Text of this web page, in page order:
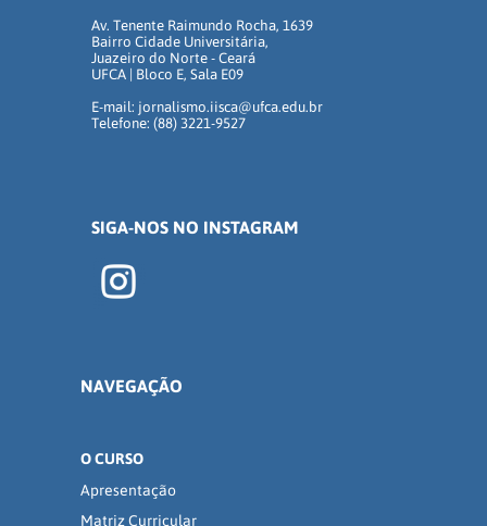
Av. Tenente Raimundo Rocha, 1639
Bairro Cidade Universitária,
Juazeiro do Norte - Ceará
UFCA | Bloco E, Sala E09
E-mail: jornalismo.iisca@ufca.edu.br
Telefone: (88) 3221-9527
SIGA-NOS NO INSTAGRAM
NAVEGAÇÃO
O CURSO
Apresentação
Matriz Curricular